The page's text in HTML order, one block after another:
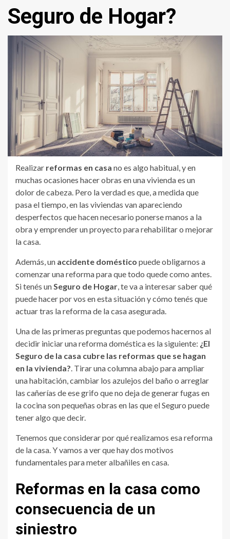
Seguro de Hogar?
Realizar reformas en casa no es algo habitual, y en
muchas ocasiones hacer obras en una vivienda es un
dolor de cabeza. Pero la verdad es que, a medida que
pasa el tiempo, en las viviendas van apareciendo
desperfectos que hacen necesario ponerse manos a la
obra y emprender un proyecto para rehabilitar o mejorar
la casa.
Además, un accidente doméstico puede obligarnos a
comenzar una reforma para que todo quede como antes.
Si tenés unSeguro de Hogar, te va a interesar saber qué
puede hacer por vos en esta situación y cómo tenés que
actuar tras la reforma de la casa asegurada.
Una de las primeras preguntas que podemos hacernos al
decidir iniciar una reforma doméstica es la siguiente: ¿El
Seguro de la casa cubre las reformas que se hagan
en la vivienda?. Tirar una columna abajo para ampliar
una habitación, cambiar los azulejos del baño o arreglar
las cañerías de ese grifo que no deja de generar fugas en
la cocina son pequeñas obras en las que el Seguro puede
tener algo que decir.
Tenemos que considerar por qué realizamos esa reforma
de la casa. Y vamos a ver que hay dos motivos
fundamentales para meter albañiles en casa.
Reformas en la casa como
consecuencia de un
siniestro